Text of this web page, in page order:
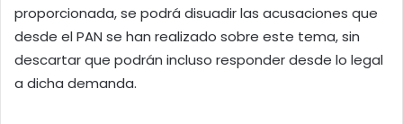
proporcionada, se podrá disuadir las acusaciones que
desde el PAN se han realizado sobre este tema, sin
descartar que podrán incluso responder desde lo legal
a dicha demanda.